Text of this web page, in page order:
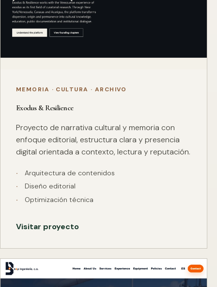
MEMORIA · CULTURA · ARCHIVO
Exodus & Resilience
Proyecto de narrativa cultural y memoria con
enfoque editorial, estructura clara y presencia
digital orientada a contexto, lectura y reputación.
Arquitectura de contenidos
Diseño editorial
Optimización técnica
Visitar proyecto